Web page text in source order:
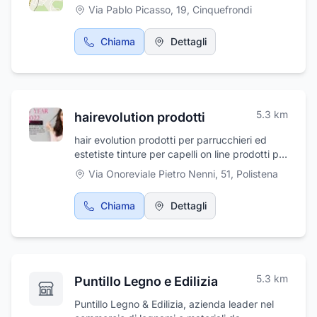
costruzione, demolizione e scavo • Rifiuti
lavorazioni artigianali e commerciali • Rifiuti
agricoli e agro-industriali • Apparecchiature
missione è trasformare un problema in risorsa,
garantendo servizi tempestivi e su misura per
ogni esigenza.
Via Pablo Picasso, 19, Cinquefrondi
Chiama Dettagli
hairevolution prodotti 5.3 km
hair evolution prodotti per parrucchieri ed
estetiste tinture per capelli on line prodotti per
estetiste ingrosso attrezzature professionali
per centri estetici
Via Onoreviale Pietro Nenni, 51, Polistena
Chiama Dettagli
Puntillo Legno e Edilizia 5.3 km
Puntillo Legno & Edilizia, azienda leader nel